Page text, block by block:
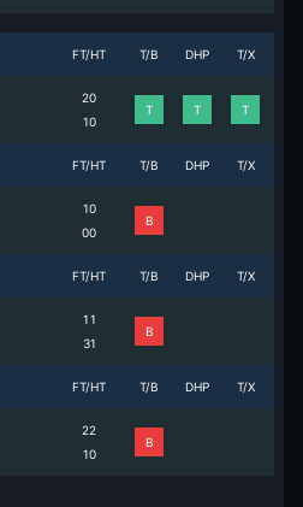
FT/HT T/B DHP T/X
2
1
0
0
T T T
FT/HT T/B DHP T/X
1
0
0
0
B
FT/HT T/B DHP T/X
1
3
1
1
B
FT/HT T/B DHP T/X
2
1
2
0
B